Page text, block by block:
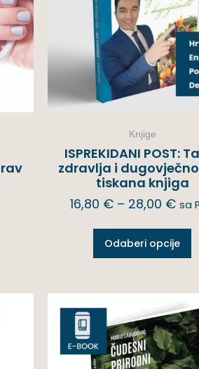
Knjige
ISPREKIDANI POST:
zdravlja i
tiskana knjiga
16,80 € – 28,00 € sa
Odaberi opcije